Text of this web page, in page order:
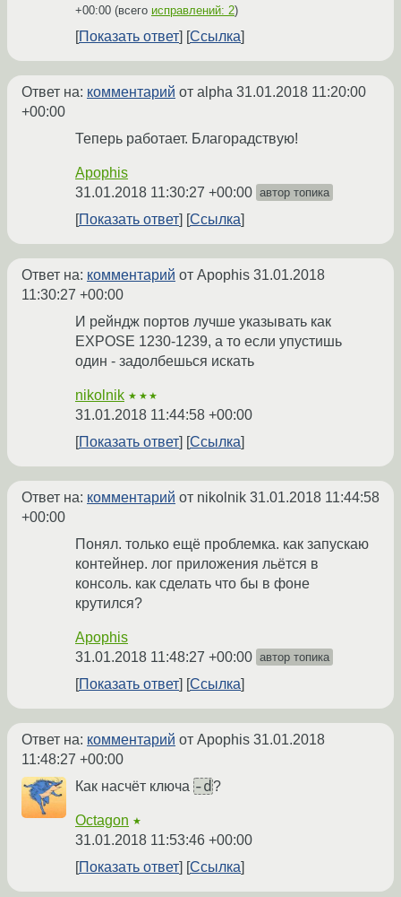
+00:00 (всего исправлений: 2)
Показать ответ Ссылка
Ответ на: комментарий от alpha 31.01.2018 11:20:00
+00:00
Теперь работает. Благорадствую!
Apophis
31.01.2018 11:30:27 +00:00 автор топика
Показать ответ Ссылка
Ответ на: комментарий от Apophis 31.01.2018
11:30:27 +00:00
И рейндж портов лучше указывать как
EXPOSE 1230-1239, а то если упустишь
один - задолбешься искать
nikolnik ★★★
31.01.2018 11:44:58 +00:00
Показать ответ
Ссылка
Ответ на: комментарий от nikolnik 31.01.2018 11:44:58
+00:00
Понял. только ещё проблемка. как запускаю
контейнер. лог приложения льётся в
консоль. как сделать что бы в фоне
крутился?
Apophis
31.01.2018 11:48:27 +00:00 автор топика
Показать ответ Ссылка
Ответ на: комментарий от Apophis 31.01.2018
11:48:27 +00:00
Как насчёт ключа -d ?
Octagon ★
31.01.2018 11:53:46 +00:00
Показать ответ
Ссылка